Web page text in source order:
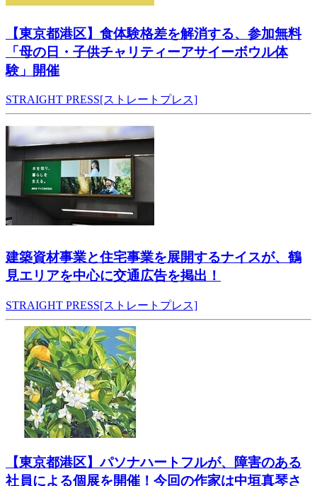
【東京都港区】食体験格差を解消する、参加無料
「母の日・子供チャリティーアサイーボウル体
験」開催
STRAIGHT PRESS[ストレートプレス]
建築資材事業と住宅事業を展開するナイスが、鶴
見エリアを中心に交通広告を掲出！
STRAIGHT PRESS[ストレートプレス]
【東京都港区】パソナハートフルが、障害のある
社員による個展を開催！今回の作家は中垣真琴さ